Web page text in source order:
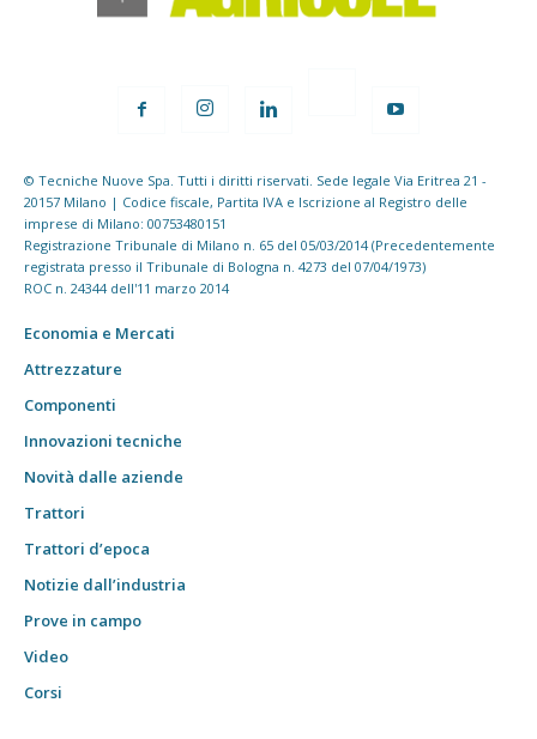
© Tecniche Nuove Spa. Tutti i diritti riservati. Sede legale Via Eritrea 21 -
20157 Milano | Codice fiscale, Partita IVA e Iscrizione al Registro delle
imprese di Milano: 00753480151
Registrazione Tribunale di Milano n. 65 del 05/03/2014 (Precedentemente
registrata presso il Tribunale di Bologna n. 4273 del 07/04/1973)
ROC n. 24344 dell'11 marzo 2014
Economia e Mercati
Attrezzature
Componenti
Innovazioni tecniche
Novità dalle aziende
Trattori
Trattori d’epoca
Notizie dall’industria
Prove in campo
Video
Corsi